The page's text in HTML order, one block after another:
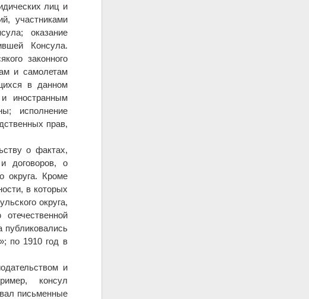
лиц и
участниками
оказание
Консула.
законного
и самолетам
в данном
иностранным
исполнение
прав,
о фактах,
договоров, о
округа. Кроме
в которых
округа,
публиковались
по 1910 год в
и
консул
письменные